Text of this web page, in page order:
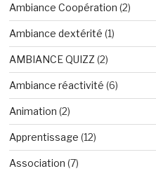
Ambiance Coopération (2)
Ambiance dextérité (1)
AMBIANCE QUIZZ (2)
Ambiance réactivité (6)
Animation (2)
Apprentissage (12)
Association (7)